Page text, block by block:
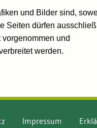
und Bilder sind,
Seiten dürfen
und
werden.
Impressum